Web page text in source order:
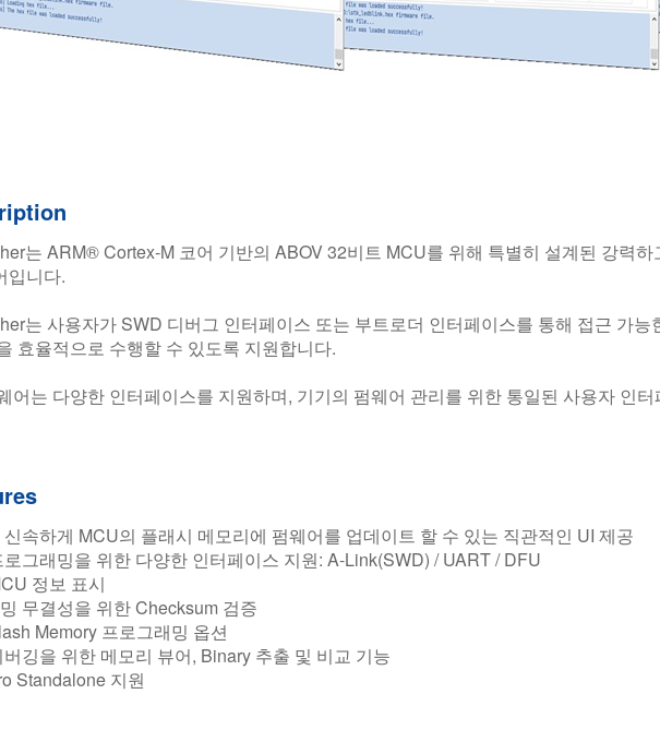
는 ARM® Cortex-M 코어 기반의 ABOV 32비트 MCU를 위해 특별히 설계된 강력
입니다.
는 사용자가 SWD 디버그 인터페이스 또는 부트로더 인터페이스를 통해 접근 가능
효율적으로 수행할 수 있도록 지원합니다.
어는 다양한 인터페이스를 지원하며, 기기의 펌웨어 관리를 위한 통일된 사용자 인
신속하게 MCU의 플래시 메모리에 펌웨어를 업데이트 할 수 있는 직관적인 UI 제공
로그래밍을 위한 다양한 인터페이스 지원: A-Link(SWD) / UART / DFU
정보 표시
밍 무결성을 위한 Checksum 검증
Memory 프로그래밍 옵션
버깅을 위한 메모리 뷰어, Binary 추출 및 비교 기능
Standalone 지원